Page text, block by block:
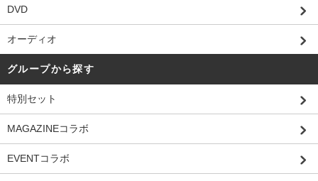
DVD
オーディオ
グループから探す
特別セット
MAGAZINEコラボ
EVENTコラボ